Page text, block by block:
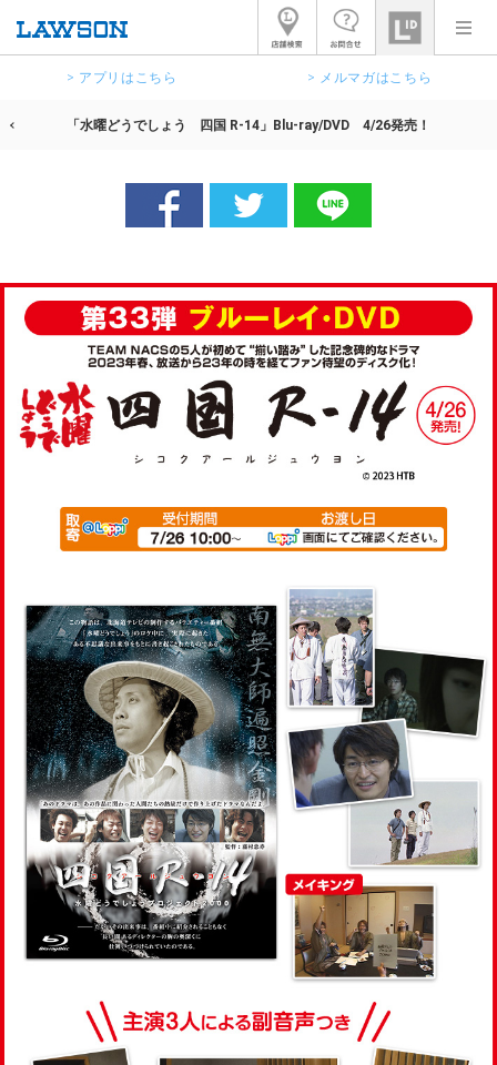
> アプリはこちら > メルマガはこちら
「水曜どうでしょう 四国 R-14」Blu-ray/DVD 4/26発売！